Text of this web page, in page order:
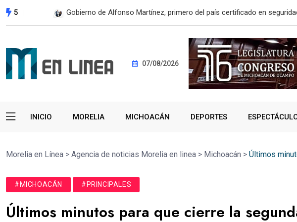
5 En 2do Año de Gobierno, Alfonso Martínez consolidó acceso a
07/08/2026
INICIO MORELIA MICHOACÁN DEPORTES
Morelia en Línea > Agencia de noticias Morelia en linea > Michoacán > Últimos
#MICHOACÁN #PRINCIPALES
Últimos minutos para que cierre la